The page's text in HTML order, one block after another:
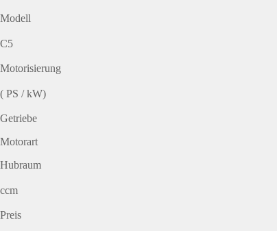
Modell
C5
Motorisierung
( PS / kW)
Getriebe
Motorart
Hubraum
ccm
Preis